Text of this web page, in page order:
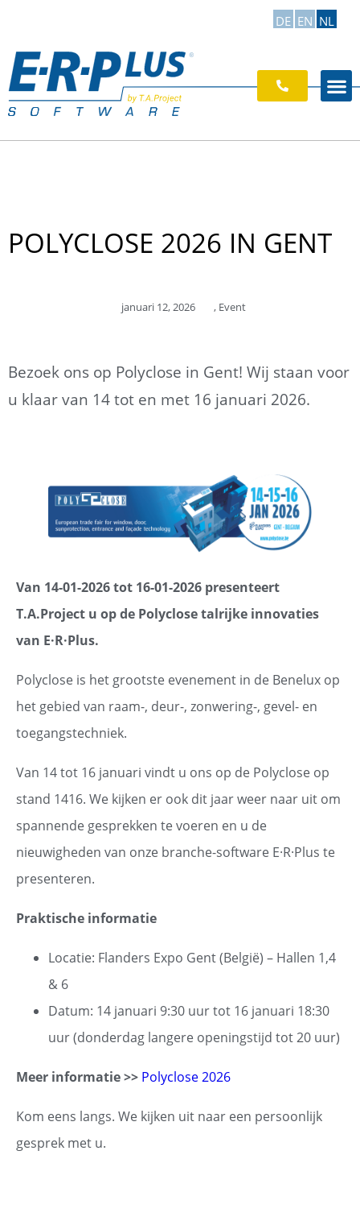
DE EN NL
POLYCLOSE 2026 IN GENT
januari 12, 2026 , Event
Bezoek ons ​​op Polyclose in Gent! Wij staan ​​voor
u klaar van 14 tot en met 16 januari 2026.
Van 14-01-2026 tot 16-01-2026 presenteert
T.A.Project u op de Polyclose talrijke innovaties
van E·R·Plus.
Polyclose is het grootste evenement in de Benelux op
het gebied van raam-, deur-, zonwering-, gevel- en
toegangstechniek.
Van 14 tot 16 januari vindt u ons op de Polyclose op
stand 1416. We kijken er ook dit jaar weer naar uit om
spannende gesprekken te voeren en u de
nieuwigheden van onze branche-software E·R·Plus te
presenteren.
Praktische informatie
Locatie: Flanders Expo Gent (België) – Hallen 1,4
& 6
Datum: 14 januari 9:30 uur tot 16 januari 18:30
uur (donderdag langere openingstijd tot 20 uur)
Meer informatie >> Polyclose 2026
Kom eens langs. We kijken uit naar een persoonlijk
gesprek met u.